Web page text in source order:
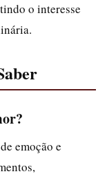
o interesse
emoção e